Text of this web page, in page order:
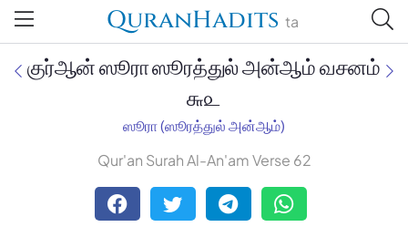
QuranHadits ta
Jan Trust Foundation
Mufti Omar Sheriff Qasimi,
குர்ஆன் ஸூரா ஸூரத்துல் அன்ஆம் வசனம்
௬௨
ஸூரா (ஸூரத்துல் அன்ஆம்)
Qur'an Surah Al-An'am Verse 62